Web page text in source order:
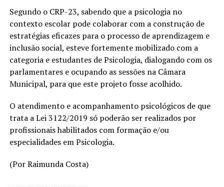
Segundo o CRP-23, sabendo que a psicologia no
contexto escolar pode colaborar com a construção de
estratégias eficazes para o processo de aprendizagem e
inclusão social, esteve fortemente mobilizado com a
categoria e estudantes de Psicologia, dialogando com os
parlamentares e ocupando as sessões na Câmara
Municipal, para que este projeto fosse acolhido.
O atendimento e acompanhamento psicológicos de que
trata a Lei 3122/2019 só poderão ser realizados por
profissionais habilitados com formação e/ou
especialidades em Psicologia.
(Por Raimunda Costa)